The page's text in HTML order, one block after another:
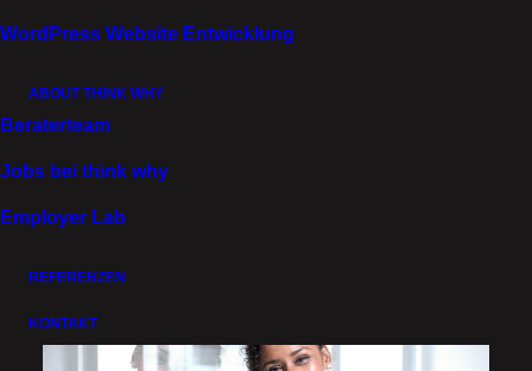
WordPress Website Entwicklung
ABOUT THINK WHY
Beraterteam
Jobs bei think why
Employer Lab
REFERENZEN
KONTAKT